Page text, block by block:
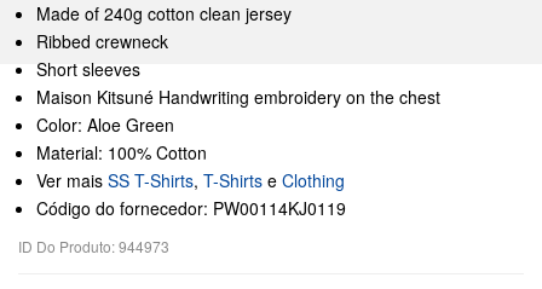
Made of 240g cotton clean jersey
Ribbed crewneck
Short sleeves
Maison Kitsuné Handwriting embroidery on the chest
Color: Aloe Green
Material: 100% Cotton
Ver mais SS T-Shirts, T-Shirts e Clothing
Código do fornecedor: PW00114KJ0119
ID Do Produto: 944973